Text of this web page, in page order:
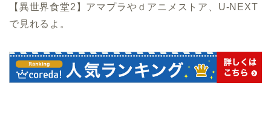
【異世界食堂2】アマプラやｄアニメストア、U-NEXT
で見れるよ。